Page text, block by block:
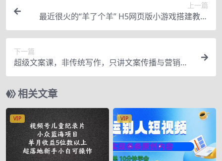
上一篇
最近很火的“羊了个羊” H5网页版小游戏搭建教程
【源码+教程】
下一篇
超级文案课，非传统写作，只讲文案传播与营销，
全面系统学习
相关文章
VIP VIP